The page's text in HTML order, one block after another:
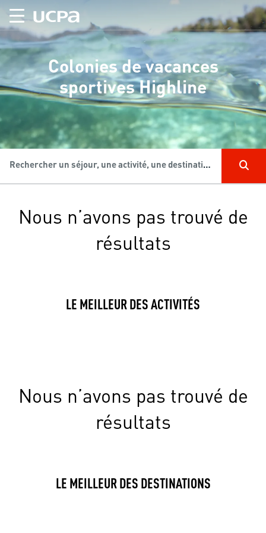
Colonies de vacances
sportives Highline
Rechercher un séjour, une activité, une destination...
Nous n’avons pas trouvé de
résultats
LE MEILLEUR DES ACTIVITÉS
Nous n’avons pas trouvé de
résultats
LE MEILLEUR DES DESTINATIONS